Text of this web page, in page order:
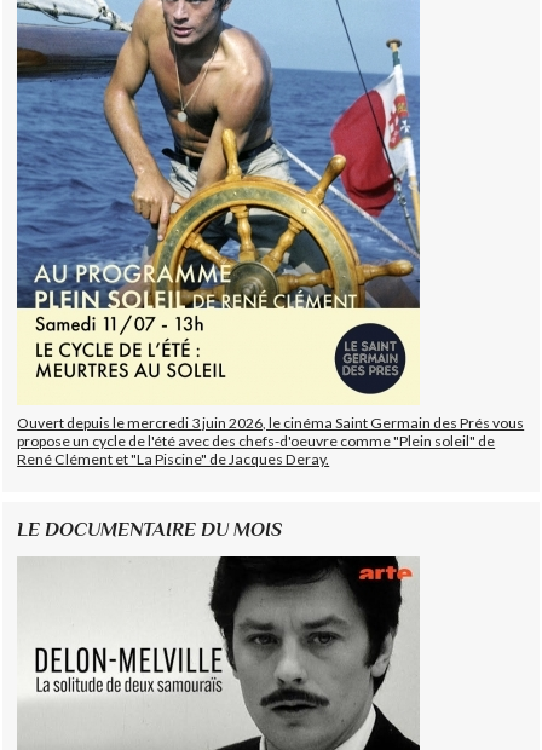
Ouvert depuis le mercredi 3 juin 2026, le cinéma Saint Germain des Prés vous
propose un cycle de l'été avec des chefs-d'oeuvre comme "Plein soleil" de
René Clément et "La Piscine" de Jacques Deray.
LE DOCUMENTAIRE DU MOIS